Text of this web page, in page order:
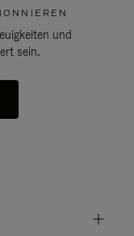
und
sein.